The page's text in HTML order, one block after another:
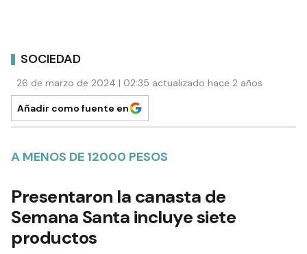
SOCIEDAD
26 de marzo de 2024 | 02:35 actualizado hace 2 años
Añadir como fuente en
A MENOS DE 12000 PESOS
Presentaron la canasta de
Semana Santa incluye siete
productos